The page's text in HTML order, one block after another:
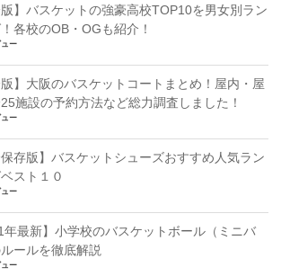
版】バスケットの強豪高校TOP10を男女別ラン
各校のOB・OGも紹介！
ー
版】大阪のバスケットコートまとめ！屋内・屋
施設の予約方法など総力調査しました！
ー
保存版】バスケットシューズおすすめ人気ラン
スト１０
ー
年最新】小学校のバスケットボール（ミニバ
ールを徹底解説
ー